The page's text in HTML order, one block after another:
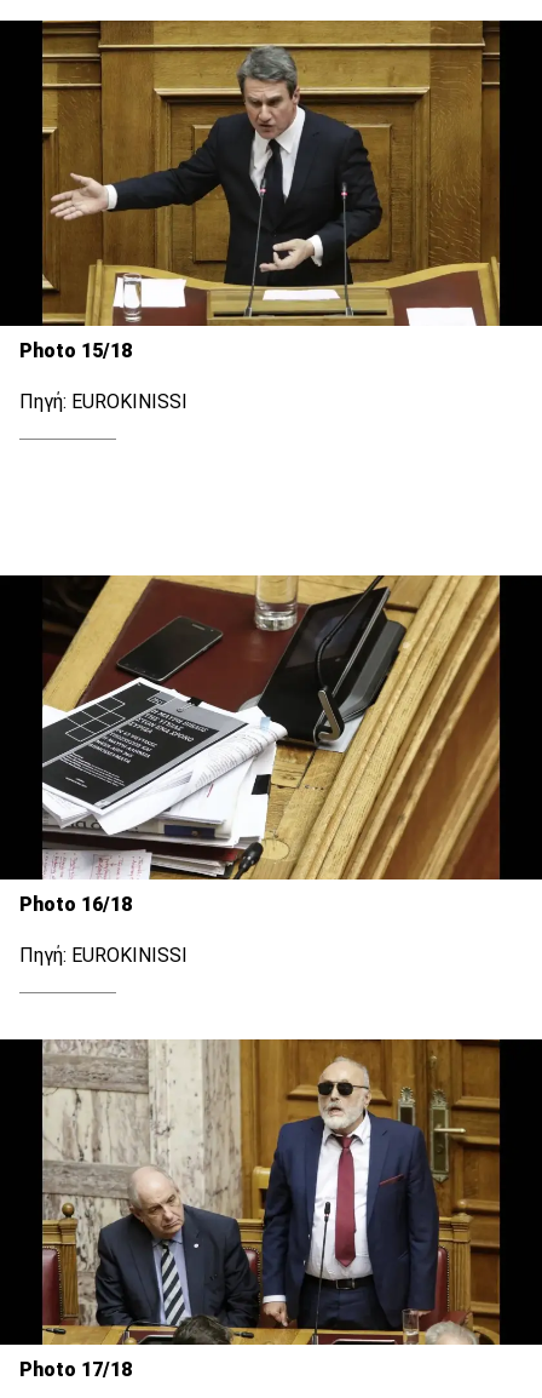
Photo 15/18
Πηγή: EUROKINISSI
Photo 16/18
Πηγή: EUROKINISSI
Photo 17/18